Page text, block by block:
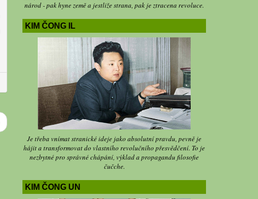
národ - pak hyne země a jestliže strana, pak je ztracena revoluce.
KIM ČONG IL
Je třeba vnímat stranické ideje jako absolutní pravdu, pevně je
hájit a transformovat do vlastního revolučního přesvědčení. To je
nezbytné pro správné chápání, výklad a propagandu filosofie
čučche.
KIM ČONG UN